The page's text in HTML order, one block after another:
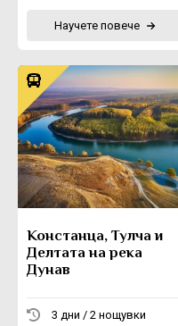
Научете повече
Констанца, Тулча и
Делтата на река
Дунав
3 дни / 2 нощувки